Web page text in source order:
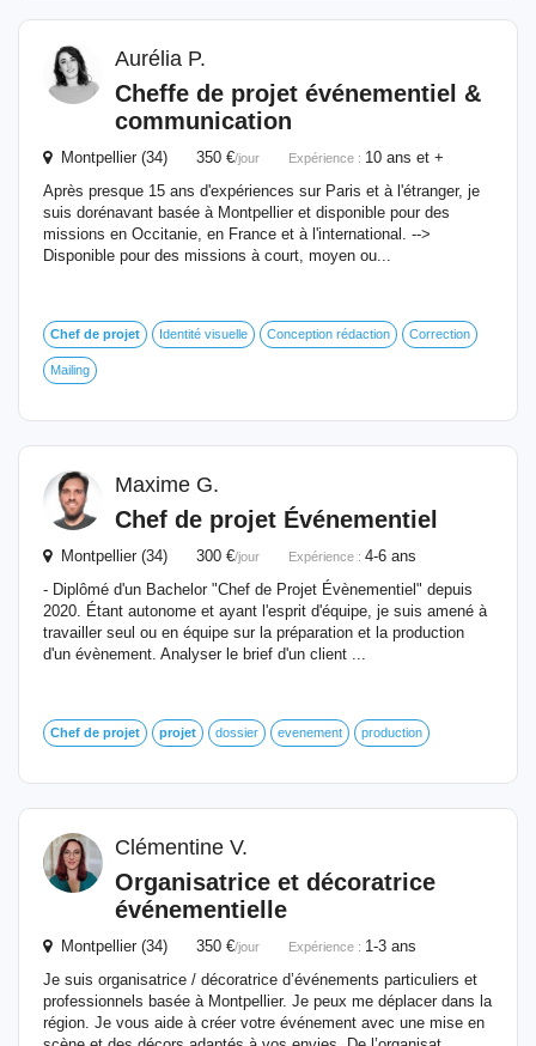
Aurélia P.
Cheffe de projet événementiel &
communication
Montpellier (34) 350 €/jour Expérience : 10 ans et +
Après presque 15 ans d'expériences sur Paris et à l'étranger, je
suis dorénavant basée à Montpellier et disponible pour des
missions en Occitanie, en France et à l'international. -->
Disponible pour des missions à court, moyen ou...
Chef de projet Identité visuelle Conception rédaction Correction
Mailing
Maxime G.
Chef de projet Événementiel
Montpellier (34) 300 €/jour Expérience : 4-6 ans
- Diplômé d'un Bachelor "Chef de Projet Évènementiel" depuis
2020. Étant autonome et ayant l'esprit d'équipe, je suis amené à
travailler seul ou en équipe sur la préparation et la production
d'un évènement. Analyser le brief d'un client ...
Chef de projet projet dossier evenement production
Clémentine V.
Organisatrice et décoratrice
événementielle
Montpellier (34) 350 €/jour Expérience : 1-3 ans
Je suis organisatrice / décoratrice d’événements particuliers et
professionnels basée à Montpellier. Je peux me déplacer dans la
région. Je vous aide à créer votre événement avec une mise en